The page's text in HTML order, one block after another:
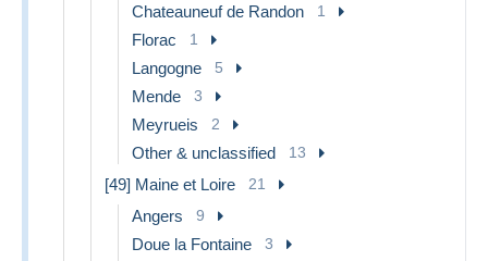
Chateauneuf de Randon 1
Florac 1
Langogne 5
Mende 3
Meyrueis 2
Other & unclassified 13
[49] Maine et Loire 21
Angers 9
Doue la Fontaine 3